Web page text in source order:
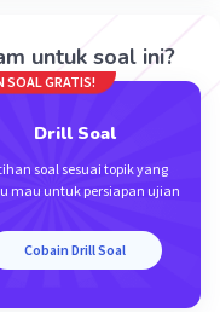
untuk soal ini?
SOAL GRATIS!
Drill Soal
soal sesuai topik yang
mau untuk persiapan ujian
Cobain Drill Soal